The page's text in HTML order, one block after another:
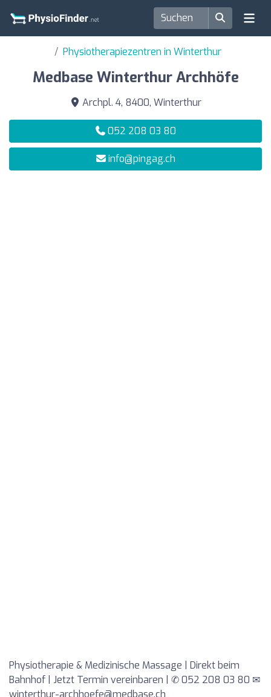
Physiotherapiezentren in Winterthur
Medbase Winterthur Archhöfe
Archpl. 4, 8400, Winterthur
052 208 03 80
info@pingag.ch
Physiotherapie & Medizinische Massage | Direkt beim
Bahnhof | Jetzt Termin vereinbaren | ✆ 052 208 03 80 ✉
winterthur-archhoefe@medbase.ch